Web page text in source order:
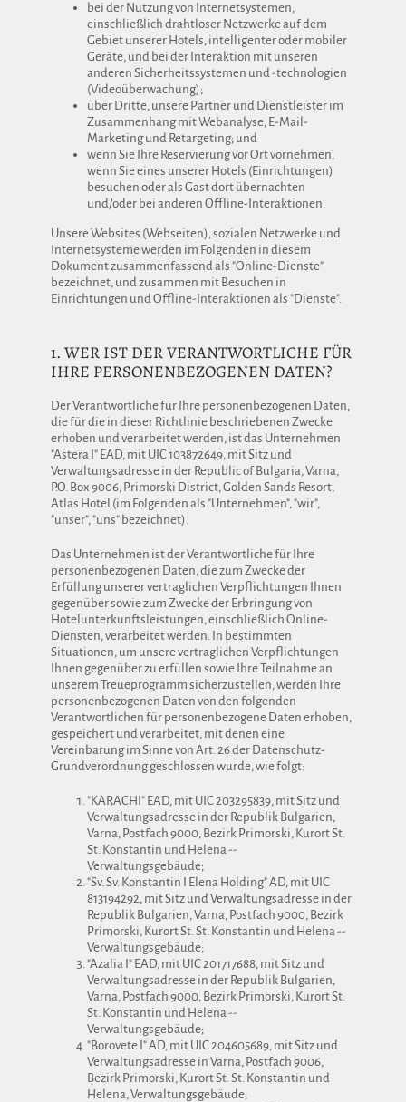
bei der Nutzung von Internetsystemen,
einschließlich drahtloser Netzwerke auf dem
Gebiet unserer Hotels, intelligenter oder mobiler
Geräte, und bei der Interaktion mit unseren
anderen Sicherheitssystemen und -technologien
(Videoüberwachung);
über Dritte, unsere Partner und Dienstleister im
Zusammenhang mit Webanalyse, E-Mail-
Marketing und Retargeting; und
wenn Sie Ihre Reservierung vor Ort vornehmen,
wenn Sie eines unserer Hotels (Einrichtungen)
besuchen oder als Gast dort übernachten
und/oder bei anderen Offline-Interaktionen.
Unsere Websites (Webseiten), sozialen Netzwerke und
Internetsysteme werden im Folgenden in diesem
Dokument zusammenfassend als "Online-Dienste"
bezeichnet, und zusammen mit Besuchen in
Einrichtungen und Offline-Interaktionen als "Dienste".
1. WER IST DER VERANTWORTLICHE FÜR
IHRE PERSONENBEZOGENEN DATEN?
Der Verantwortliche für Ihre personenbezogenen Daten,
die für die in dieser Richtlinie beschriebenen Zwecke
erhoben und verarbeitet werden, ist das Unternehmen
"Astera I" EAD, mit UIC 103872649, mit Sitz und
Verwaltungsadresse in der Republic of Bulgaria, Varna,
P.O. Box 9006, Primorski District, Golden Sands Resort,
Atlas Hotel (im Folgenden als "Unternehmen", "wir",
"unser", "uns" bezeichnet).
Das Unternehmen ist der Verantwortliche für Ihre
personenbezogenen Daten, die zum Zwecke der
Erfüllung unserer vertraglichen Verpflichtungen Ihnen
gegenüber sowie zum Zwecke der Erbringung von
Hotelunterkunftsleistungen, einschließlich Online-
Diensten, verarbeitet werden. In bestimmten
Situationen, um unsere vertraglichen Verpflichtungen
Ihnen gegenüber zu erfüllen sowie Ihre Teilnahme an
unserem Treueprogramm sicherzustellen, werden Ihre
personenbezogenen Daten von den folgenden
Verantwortlichen für personenbezogene Daten erhoben,
gespeichert und verarbeitet, mit denen eine
Vereinbarung im Sinne von Art. 26 der Datenschutz-
Grundverordnung geschlossen wurde, wie folgt:
"KARACHI" EAD, mit UIC 203295839, mit Sitz und
Verwaltungsadresse in der Republik Bulgarien,
Varna, Postfach 9000, Bezirk Primorski, Kurort St.
St. Konstantin und Helena --
Verwaltungsgebäude;
"Sv. Sv. Konstantin I Elena Holding" AD, mit UIC
813194292, mit Sitz und Verwaltungsadresse in der
Republik Bulgarien, Varna, Postfach 9000, Bezirk
Primorski, Kurort St. St. Konstantin und Helena --
Verwaltungsgebäude;
"Azalia I" EAD, mit UIC 201717688, mit Sitz und
Verwaltungsadresse in der Republik Bulgarien,
Varna, Postfach 9000, Bezirk Primorski, Kurort St.
St. Konstantin und Helena --
Verwaltungsgebäude;
"Borovete I" AD, mit UIC 204605689, mit Sitz und
Verwaltungsadresse in Varna, Postfach 9006,
Bezirk Primorski, Kurort St. St. Konstantin und
Helena, Verwaltungsgebäude;